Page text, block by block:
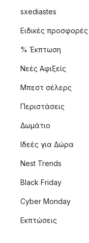
sxediastes
Ειδικές προσφορές
% Έκπτωση
Νεές Αφιξείς
Μπεστ σέλερς
Περιστάσεις
Δωμάτιο
Ιδεές για Δώρα
Nest Trends
Black Friday
Cyber Monday
Εκπτώσεις